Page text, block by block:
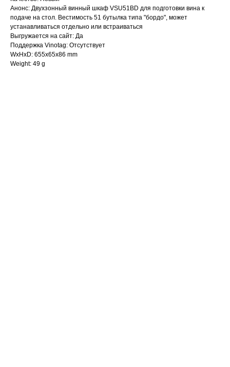
Анонс: Двухзонный винный шкаф VSU51BD для подготовки вина к
подаче на стол. Вестимость 51 бутылка типа "бордо", может
устанавливаться отдельно или встраиваться
Выгружается на сайт: Да
Поддержка Vinotag: Отсутствует
WxHxD: 655x65x86 mm
Weight: 49 g